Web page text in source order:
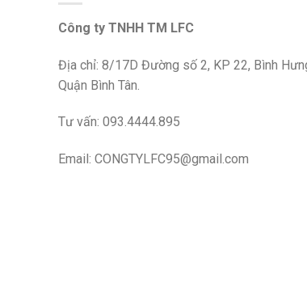
Công ty TNHH TM LFC
Địa chỉ: 8/17D Đường số 2, KP 22, Bình
Quận Bình Tân.
Tư vấn: 093.4444.895
Email: CONGTYLFC95@gmail.com